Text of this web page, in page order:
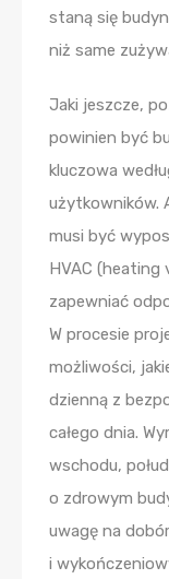
staną się
niż same
Jaki jeszcze,
powinien być
kluczowa
użytkowników.
musi być
HVAC (heating
zapewniać
W procesie
możliwości,
dzienną z
całego dnia.
wschodu,
o zdrowym
uwagę na
i